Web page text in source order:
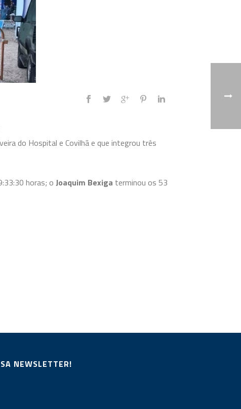
do Hospital e Covilhã e que integrou três
horas; o Joaquim Bexiga terminou os 53
NEWSLETTER!